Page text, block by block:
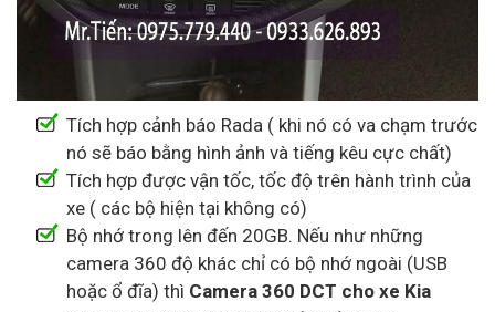
Tích hợp cảnh báo Rada ( khi nó có va chạm trước
nó sẽ báo bằng hình ảnh và tiếng kêu cực chất)
Tích hợp được vận tốc, tốc độ trên hành trình của
xe ( các bộ hiện tại không có)
Bộ nhớ trong lên đến 20GB. Nếu như những
camera 360 độ khác chỉ có bộ nhớ ngoài (USB
hoặc ổ đĩa) thì Camera 360 DCT cho xe Kia